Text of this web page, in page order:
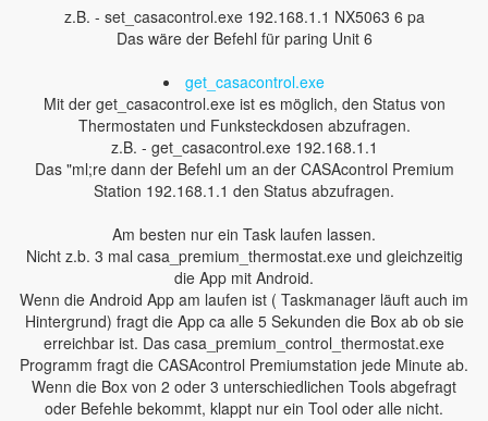
z.B. - set_casacontrol.exe 192.168.1.1 NX5063 6 pa
Das wäre der Befehl für paring Unit 6
get_casacontrol.exe
Mit der get_casacontrol.exe ist es möglich, den Status von
Thermostaten und Funksteckdosen abzufragen.
z.B. - get_casacontrol.exe 192.168.1.1
Das "ml;re dann der Befehl um an der CASAcontrol Premium
Station 192.168.1.1 den Status abzufragen.
Am besten nur ein Task laufen lassen.
Nicht z.b. 3 mal casa_premium_thermostat.exe und gleichzeitig
die App mit Android.
Wenn die Android App am laufen ist ( Taskmanager läuft auch im
Hintergrund) fragt die App ca alle 5 Sekunden die Box ab ob sie
erreichbar ist. Das casa_premium_control_thermostat.exe
Programm fragt die CASAcontrol Premiumstation jede Minute ab.
Wenn die Box von 2 oder 3 unterschiedlichen Tools abgefragt
oder Befehle bekommt, klappt nur ein Tool oder alle nicht.